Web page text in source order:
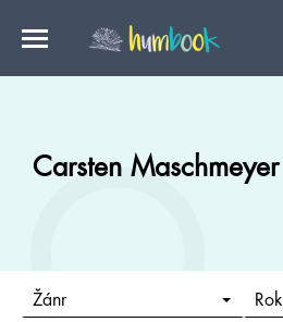
Carsten Maschmeyer
Žánr Rok